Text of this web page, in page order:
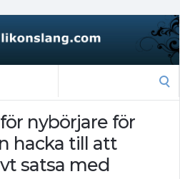
nybörjare för
hacka till att
satsa med